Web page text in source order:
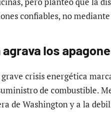
confiables, no
los
crisis energética
de combustible.
de Washington y a la